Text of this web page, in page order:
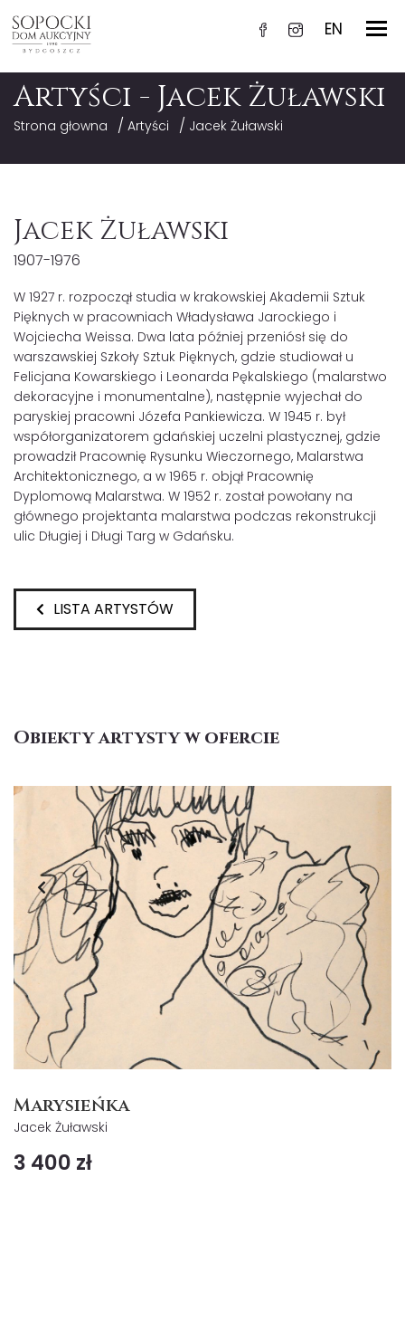
EN
Artyści - Jacek Żuławski
Strona głowna / Artyści / Jacek Żuławski
Jacek Żuławski
1907-1976
W 1927 r. rozpoczął studia w krakowskiej Akademii Sztuk
Pięknych w pracowniach Władysława Jarockiego i
Wojciecha Weissa. Dwa lata później przeniósł się do
warszawskiej Szkoły Sztuk Pięknych, gdzie studiował u
Felicjana Kowarskiego i Leonarda Pękalskiego (malarstwo
dekoracyjne i monumentalne), następnie wyjechał do
paryskiej pracowni Józefa Pankiewicza. W 1945 r. był
współorganizatorem gdańskiej uczelni plastycznej, gdzie
prowadził Pracownię Rysunku Wieczornego, Malarstwa
Architektonicznego, a w 1965 r. objął Pracownię
Dyplomową Malarstwa. W 1952 r. został powołany na
głównego projektanta malarstwa podczas rekonstrukcji
ulic Długiej i Długi Targ w Gdańsku.
LISTA ARTYSTÓW
Obiekty artysty w ofercie
Marysieńka
Jacek Żuławski
3 400 zł